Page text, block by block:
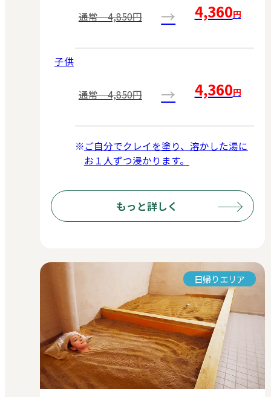
通常 4,850円 → 4,360円
子供
通常 4,850円 → 4,360円
ご自分でクレイを塗り、溶かした湯に
お１人ずつ浸かります。
もっと詳しく
日帰りエリア